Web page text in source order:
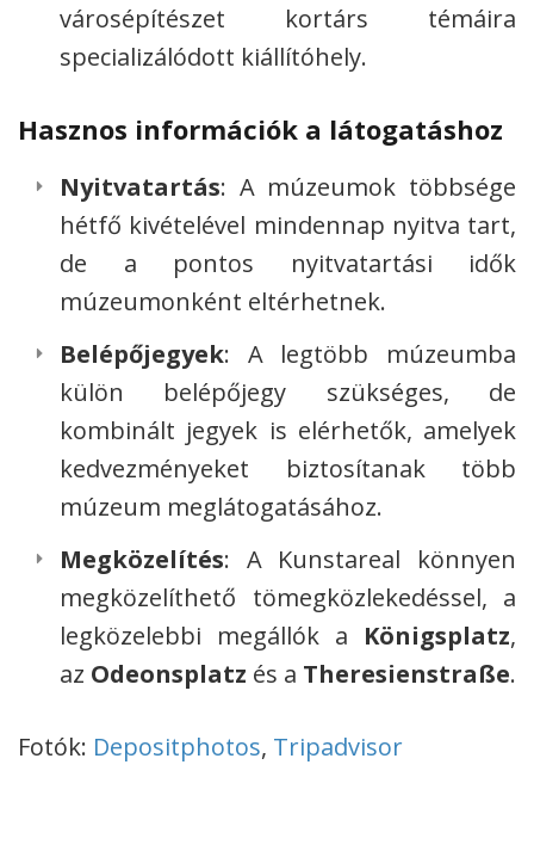
városépítészet kortárs témáira
specializálódott kiállítóhely.
Hasznos információk a látogatáshoz
Nyitvatartás: A múzeumok többsége
hétfő kivételével mindennap nyitva tart,
de a pontos nyitvatartási idők
múzeumonként eltérhetnek.
Belépőjegyek: A legtöbb múzeumba
külön belépőjegy szükséges, de
kombinált jegyek is elérhetők, amelyek
kedvezményeket biztosítanak több
múzeum meglátogatásához.
Megközelítés: A Kunstareal könnyen
megközelíthető tömegközlekedéssel, a
legközelebbi megállók a Königsplatz,
az Odeonsplatz és a Theresienstraße.
Fotók: Depositphotos, Tripadvisor